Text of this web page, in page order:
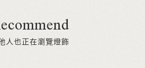
人也正在瀏覽燈飾